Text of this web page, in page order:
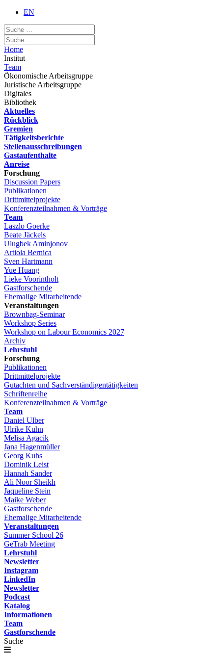
EN
Home
Institut
Team
Ökonomische Arbeitsgruppe
Juristische Arbeitsgruppe
Digitales
Bibliothek
Aktuelles
Rückblick
Gremien
Tätigkeitsberichte
Stellenausschreibungen
Gastaufenthalte
Anreise
Forschung
Discussion Papers
Publikationen
Drittmittelprojekte
Konferenzteilnahmen & Vorträge
Team
Laszlo Goerke
Beate Jäckels
Ulugbek Aminjonov
Artiola Bernica
Sven Hartmann
Yue Huang
Lieke Voorintholt
Gastforschende
Ehemalige Mitarbeitende
Veranstaltungen
Brownbag-Seminar
Workshop Series
Workshop on Labour Economics 2027
Archiv
Lehrstuhl
Forschung
Publikationen
Drittmittelprojekte
Gutachten und Sachverständigentätigkeiten
Schriftenreihe
Konferenzteilnahmen & Vorträge
Team
Daniel Ulber
Ulrike Kuhn
Melisa Agacik
Jana Hagenmüller
Georg Kuhs
Dominik Leist
Hannah Sander
Ali Noor Sheikh
Jaqueline Stein
Maike Weber
Gastforschende
Ehemalige Mitarbeitende
Veranstaltungen
Summer School 26
GeTrab Meeting
Lehrstuhl
Newsletter
Instagram
LinkedIn
Newsletter
Podcast
Katalog
Informationen
Team
Gastforschende
Suche